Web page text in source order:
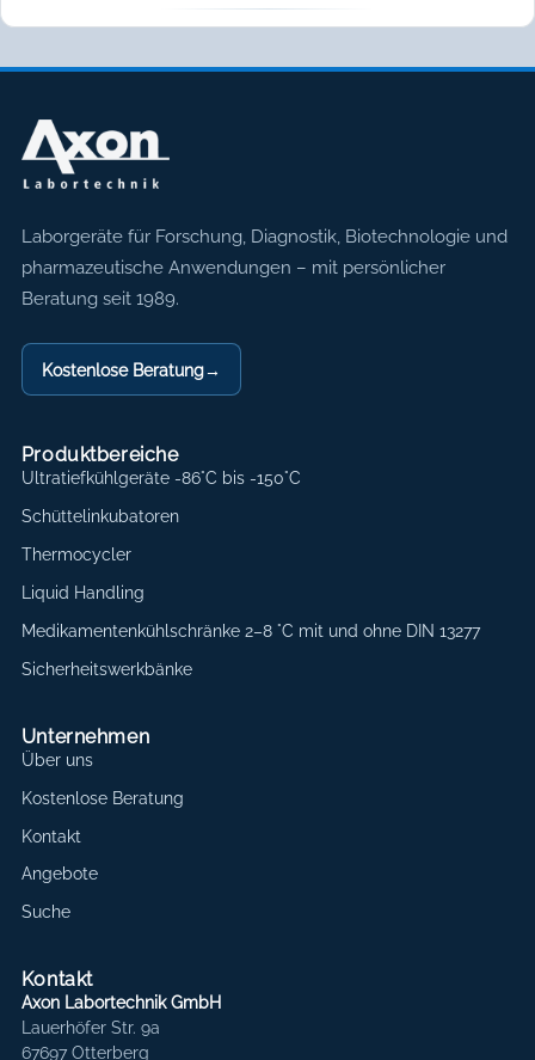
Axon Labortechnik
Laborgeräte für Forschung, Diagnostik, Biotechnologie und
pharmazeutische Anwendungen – mit persönlicher
Beratung seit 1989.
Kostenlose Beratung→
Produktbereiche
Ultratiefkühlgeräte -86°C bis -150°C
Schüttelinkubatoren
Thermocycler
Liquid Handling
Medikamentenkühlschränke 2–8 °C mit und ohne DIN 13277
Sicherheitswerkbänke
Unternehmen
Über uns
Kostenlose Beratung
Kontakt
Angebote
Suche
Kontakt
Axon Labortechnik GmbH
Lauerhöfer Str. 9a
67697 Otterberg